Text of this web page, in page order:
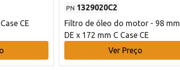
CE
PN 1329020C2
Filtro de óleo do motor - 98 mm
DE x 172 mm C Case CE
Ver Preço